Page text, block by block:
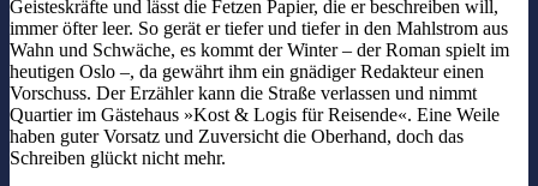
Geisteskräfte und lässt die Fetzen Papier, die er beschreiben will,
immer öfter leer. So gerät er tiefer und tiefer in den Mahlstrom aus
Wahn und Schwäche, es kommt der Winter – der Roman spielt im
heutigen Oslo –, da gewährt ihm ein gnädiger Redakteur einen
Vorschuss. Der Erzähler kann die Straße verlassen und nimmt
Quartier im Gästehaus »Kost & Logis für Reisende«. Eine Weile
haben guter Vorsatz und Zuversicht die Oberhand, doch das
Schreiben glückt nicht mehr.